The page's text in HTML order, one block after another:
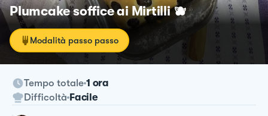
Plumcake soffice ai Mirtilli 🫐
Modalità passo passo
Tempo totale 1 ora
Difficoltà Facile